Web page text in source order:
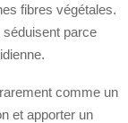
fibres végétales.
parce
comme un
et apporter un